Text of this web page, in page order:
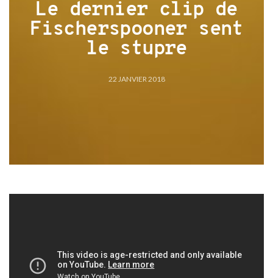
Le dernier clip de
Fischerspooner sent
le stupre
22 JANVIER 2018